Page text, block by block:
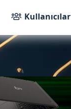
Kullanıcılar